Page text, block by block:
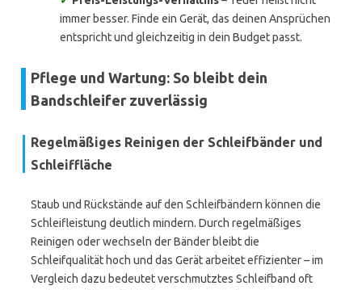
immer besser. Finde ein Gerät, das deinen Ansprüchen
entspricht und gleichzeitig in dein Budget passt.
Pflege und Wartung: So bleibt dein
Bandschleifer zuverlässig
Regelmäßiges Reinigen der Schleifbänder und
Schleiffläche
Staub und Rückstände auf den Schleifbändern können die
Schleifleistung deutlich mindern. Durch regelmäßiges
Reinigen oder wechseln der Bänder bleibt die
Schleifqualität hoch und das Gerät arbeitet effizienter – im
Vergleich dazu bedeutet verschmutztes Schleifband oft